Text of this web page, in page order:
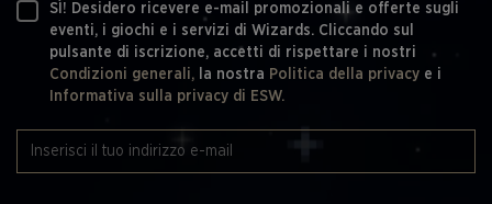
SÌ! Desidero ricevere e-mail promozionali e offerte sugli
eventi, i giochi e i servizi di Wizards. Cliccando sul
pulsante di iscrizione, accetti di rispettare i nostri
Condizioni generali,
la nostra Politica della privacy e i
Informativa sulla privacy di ESW.